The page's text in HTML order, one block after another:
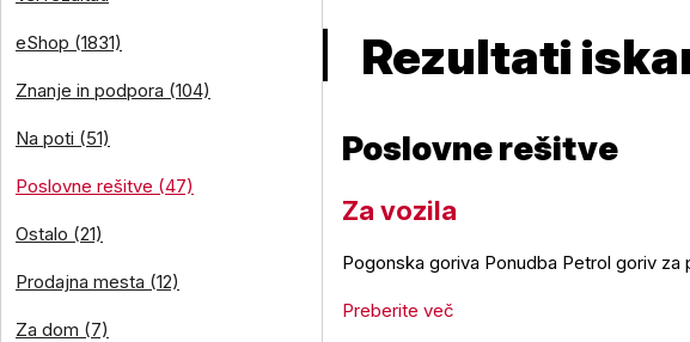
eShop (1831)
Znanje in podpora (104)
Na poti (51)
Poslovne rešitve (47)
Ostalo (21)
Prodajna mesta (12)
Za dom (7)
Rezultati
Poslovne rešitve
Za vozila
Pogonska goriva Ponudba Petrol goriv
Preberite več